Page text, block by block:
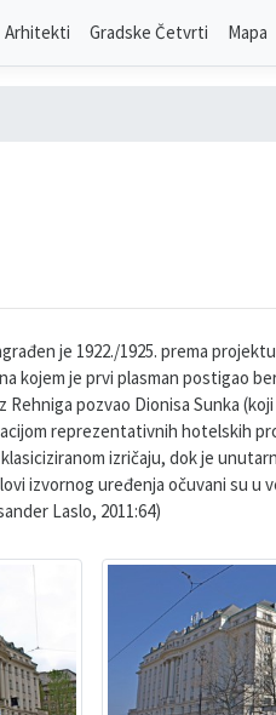
Arhitekti Gradske Četvrti Mapa
je 1922./1925. prema
kojem je prvi plasman postigao
Rehniga pozvao Dionisa Sunka
reprezentativnih hotelskih
izričaju, dok je
izvornog uređenja očuvani su
Laslo, 2011:64)